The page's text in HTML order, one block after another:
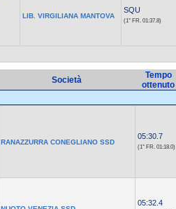
LIB. VIRGILIANA MANTOVA
SQU
(1° FR. 01:37.8)
Società
Tempo
ottenuto
RANAZZURRA CONEGLIANO SSD
05:30.7
(1° FR. 01:18.0)
05:32.4